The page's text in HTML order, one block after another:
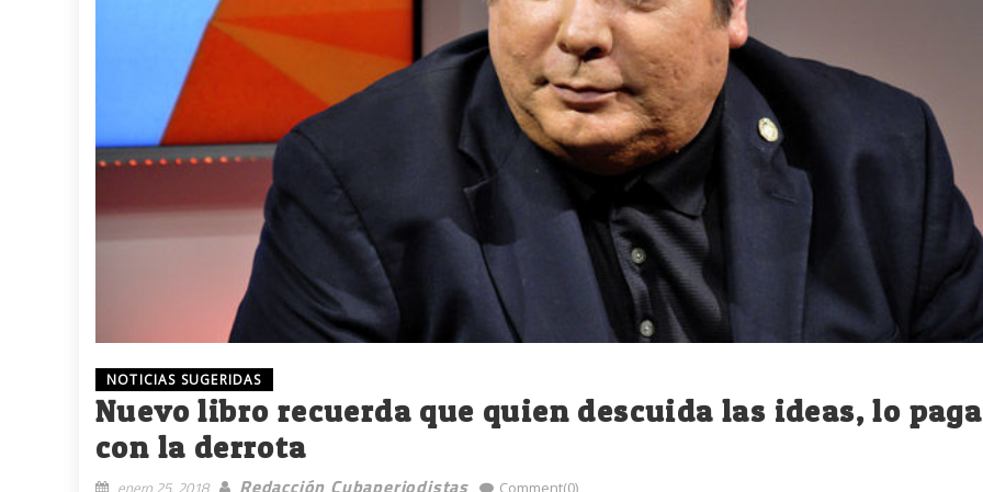
NOTICIAS SUGERIDAS
Nuevo libro recuerda que quien descuida las ideas, lo paga
con la derrota
Comment(0)